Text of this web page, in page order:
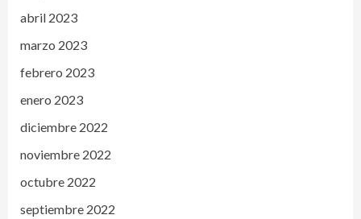
abril 2023
marzo 2023
febrero 2023
enero 2023
diciembre 2022
noviembre 2022
octubre 2022
septiembre 2022